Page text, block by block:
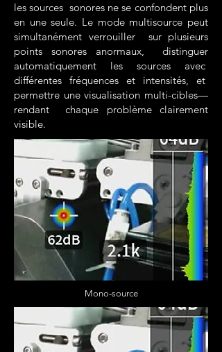
les sources sonores ne se confondent plus
en une seule. Le mode multisource peut
simultanément verrouiller sur plusieurs
points sonores anormaux, distinguer
automatiquement les sources avec
différentes fréquences et intensités, et
permettre une visualisation multi-cibles—
rendant chaque problème clairement
visible.
Mono-source